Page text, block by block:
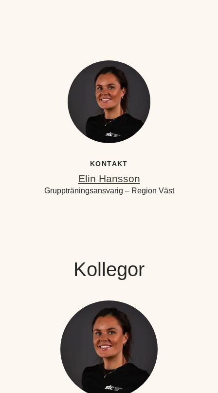
KONTAKT
Elin Hansson
Gruppträningsansvarig – Region Väst
Kollegor